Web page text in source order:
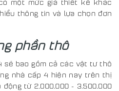
một mức giá thiết kế khác
thông tin và lựa chọn đơn
phần thô
sẽ bao gồm cả các vật tư thô
nhà cấp 4 hiện nay trên thị
từ 2.000.000 - 3.500.000